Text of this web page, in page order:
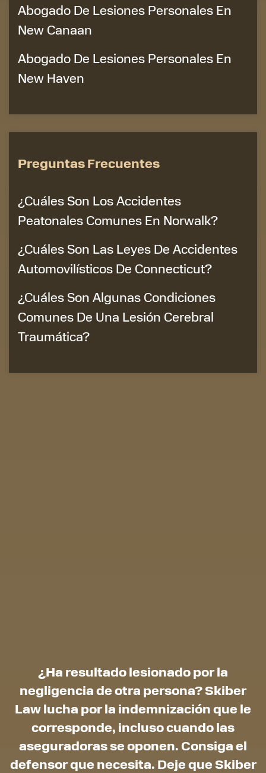
Abogado De Lesiones Personales En
New Canaan
Abogado De Lesiones Personales En
New Haven
Preguntas Frecuentes
¿Cuáles Son Los Accidentes
Peatonales Comunes En Norwalk?
¿Cuáles Son Las Leyes De Accidentes
Automovilísticos De Connecticut?
¿Cuáles Son Algunas Condiciones
Comunes De Una Lesión Cerebral
Traumática?
¿Ha resultado lesionado por la
negligencia de otra persona? Skiber
Law lucha por la indemnización que le
corresponde, incluso cuando las
aseguradoras se oponen. Consiga el
defensor que necesita. Deje que Skiber